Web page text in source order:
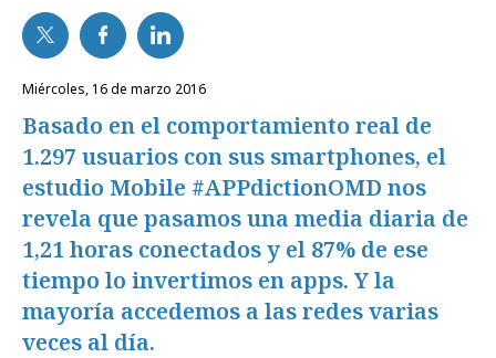
miércoles, 16 de marzo 2016
Basado en el comportamiento real de
1.297 usuarios con sus smartphones, el
estudio Mobile #APPdictionOMD nos
revela que pasamos una media diaria de
1,21 horas conectados y el 87% de ese
tiempo lo invertimos en apps. Y la
mayoría accedemos a las redes varias
veces al día.